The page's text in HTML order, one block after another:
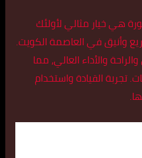
هي خيار مثالي لأولئك
وأنيق في العاصمة الكويت.
والأداء العالي، مما
تجربة القيادة واستخدام